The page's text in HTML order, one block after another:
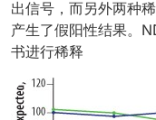
出信号，而另外两种
产生了假阳性结果。
书进行稀释